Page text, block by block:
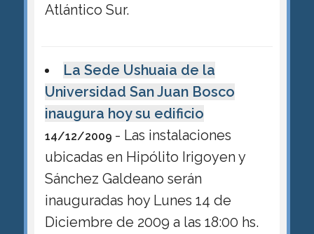
Atlántico Sur.
La Sede Ushuaia de la
Universidad San Juan Bosco
inaugura hoy su edificio
14/12/2009 - Las instalaciones
ubicadas en Hipólito Irigoyen y
Sánchez Galdeano serán
inauguradas hoy Lunes 14 de
Diciembre de 2009 a las 18:00 hs.